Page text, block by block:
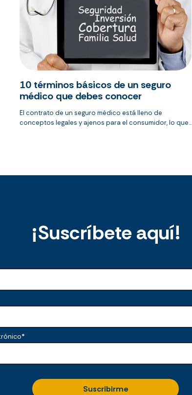
10 términos básicos de un seguro
médico que debes conocer
El contrato de un seguro médico está lleno de
conceptos legales y ajenos para el consumidor, lo que...
¡Suscríbete aquí!
*